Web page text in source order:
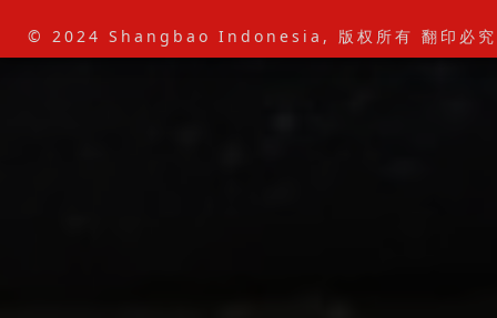
© 2024 Shangbao Indonesia, 版权所有 翻印必